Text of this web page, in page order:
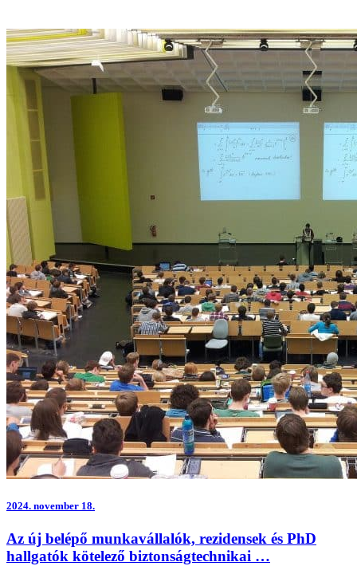
2024. november 18.
Az új belépő munkavállalók, rezidensek és PhD
hallgatók kötelező biztonságtechnikai …